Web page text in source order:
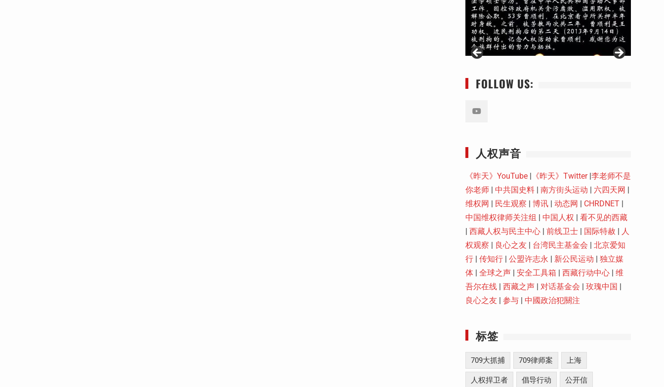
FOLLOW US:
人权声音
《昨天》YouTube | 《昨天》Twitter|李老师不是
你老师 | 中共国史料 | 南方街头运动 | 六四天网 |
维权网 | 民生观察 | 博讯 | 动态网 | CHRDNET |
中国维权律师关注组 | 中国人权 | 看不见的西藏
| 西藏人权与民主中心 | 前线卫士 | 国际特赦 | 人
权观察 | 良心之友 | 台湾民主基金会 | 北京爱知
行 | 传知行 | 公盟许志永 | 新公民运动 | 独立媒
体 | 全球之声 | 安全工具箱 | 西藏行动中心 | 维
吾尔在线 | 西藏之声 | 对话基金会 | 玫瑰中国 |
良心之友 | 参与 | 中國政治犯關注
标签
709大抓捕 709律师案 上海
人权捍卫者 倡导行动 公开信